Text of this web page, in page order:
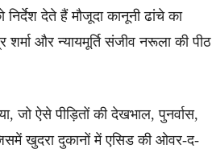
देते हैं मौजूदा कानूनी ढांचे का
और न्यायमूर्ति संजीव नरूला की पीठ
जो ऐसे पीड़ितों की देखभाल, पुनर्वास,
खुदरा दुकानों में एसिड की ओवर-द-